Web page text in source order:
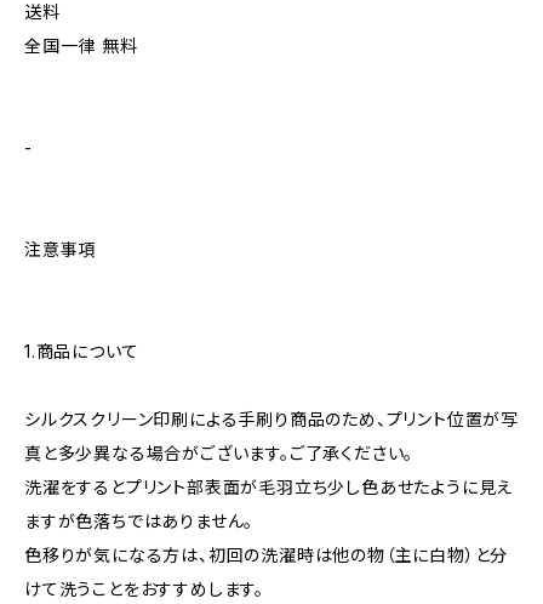
送料
全国一律 無料
-
注意事項
1.商品について
シルクスクリーン印刷による手刷り商品のため、プリント位置が写
真と多少異なる場合がございます。ご了承ください。
洗濯をするとプリント部表面が毛羽立ち少し色あせたように見え
ますが色落ちではありません。
色移りが気になる方は、初回の洗濯時は他の物（主に白物）と分
けて洗うことをおすすめします。